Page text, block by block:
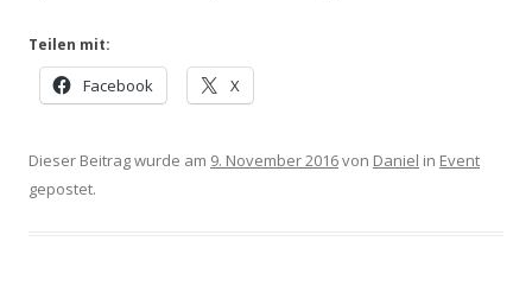
Teilen mit:
Facebook X
Dieser Beitrag wurde am 9. November 2016von Daniel in Event
gepostet.